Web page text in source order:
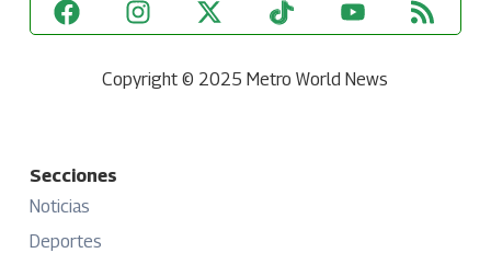
Copyright © 2025 Metro World News
Secciones
Noticias
Deportes